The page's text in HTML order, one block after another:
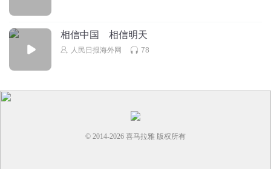
相信中国 相信明天
人民日报海外网 78
© 2014-2026 喜马拉雅 版权所有